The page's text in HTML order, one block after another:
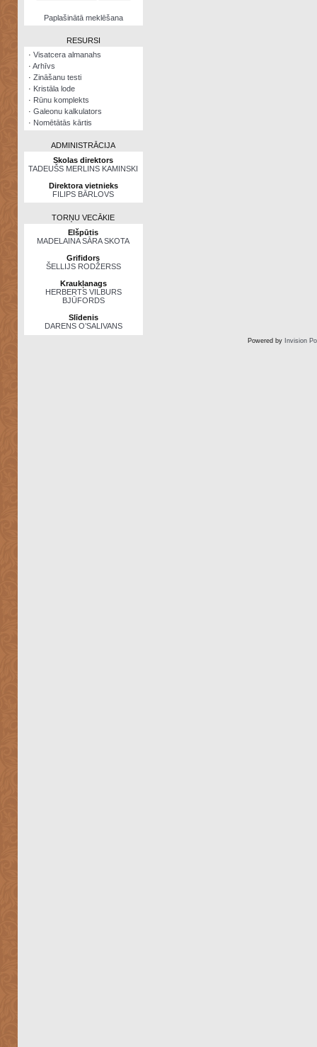
NomētātāsPaplašinātā meklēšana
RESURSI
· Visatcera almanahs
· Arhīvs
· Zināšanu testi
· Kristāla lode
· Rūnu komplekts
· Galeonu kalkulators
· Nomētātās kārtis
ADMINISTRĀCIJA
Skolas direktors
TADEUŠS MERLINS KAMINSKI
Direktora vietnieks
FILIPS BĀRLOVS
TORŅU VECĀKIE
Elšpūtis
MADELAINA SĀRA SKOTA
Grifidors
ŠELLIJS RODŽERSS
Kraukļanags
HERBERTS VILBURS
BJŪFORDS
Slīdenis
DARENS O’SALIVANS
Powered by Invision